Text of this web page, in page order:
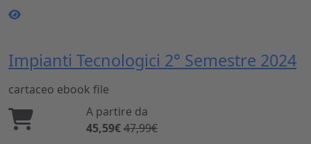
Impianti Tecnologici 2° Semestre 2024
cartaceo ebook file
A partire da
45,59€47,99€